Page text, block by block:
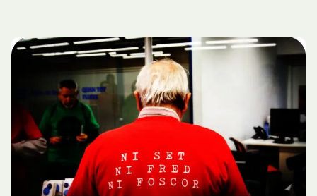
Idioma: ES CA GL EU